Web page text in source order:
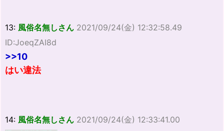
13: 風俗名無しさん 2021/09/24(金) 12:32:58.49
ID:JoeqZAI8d
>>10
はい違法
14: 風俗名無しさん 2021/09/24(金) 12:33:41.00